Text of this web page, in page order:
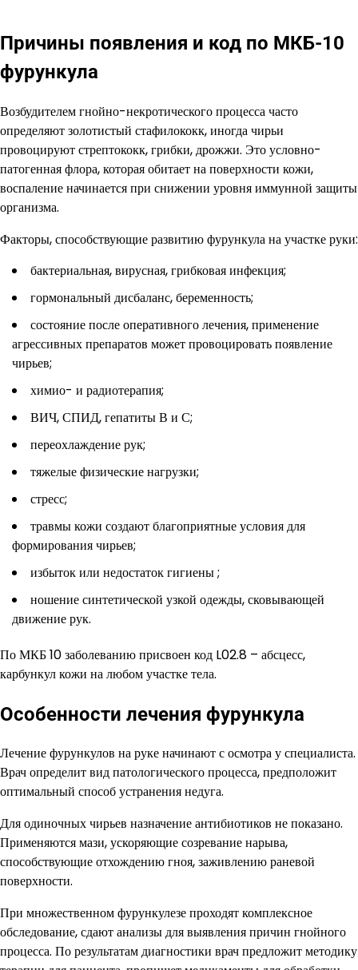
Причины появления и код по МКБ-10
фурункула
Возбудителем гнойно-некротического процесса часто
определяют золотистый стафилококк, иногда чирьи
провоцируют стрептококк, грибки, дрожжи. Это условно-
патогенная флора, которая обитает на поверхности кожи,
воспаление начинается при снижении уровня иммунной защиты
организма.
Факторы, способствующие развитию фурункула на участке руки:
бактериальная, вирусная, грибковая инфекция;
гормональный дисбаланс, беременность;
состояние после оперативного лечения, применение
агрессивных препаратов может провоцировать появление
чирьев;
химио- и радиотерапия;
ВИЧ, СПИД, гепатиты В и С;
переохлаждение рук;
тяжелые физические нагрузки;
стресс;
травмы кожи создают благоприятные условия для
формирования чирьев;
избыток или недостаток гигиены ;
ношение синтетической узкой одежды, сковывающей
движение рук.
По МКБ 10 заболеванию присвоен код L02.8 – абсцесс,
карбункул кожи на любом участке тела.
Особенности лечения фурункула
Лечение фурункулов на руке начинают с осмотра у специалиста.
Врач определит вид патологического процесса, предположит
оптимальный способ устранения недуга.
Для одиночных чирьев назначение антибиотиков не показано.
Применяются мази, ускоряющие созревание нарыва,
способствующие отхождению гноя, заживлению раневой
поверхности.
При множественном фурункулезе проходят комплексное
обследование, сдают анализы для выявления причин гнойного
процесса. По результатам диагностики врач предложит методику